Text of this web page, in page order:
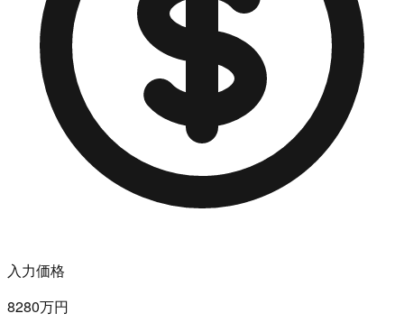
入力価格
8280万円